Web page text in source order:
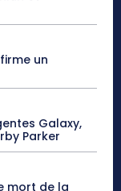
un
Galaxy,
Parker
mort de la